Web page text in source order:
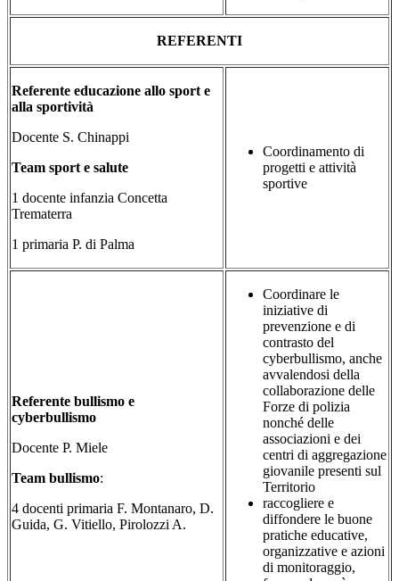
REFERENTI
Referente educazione allo sport e
alla sportività
Docente S. Chinappi
Team sport e salute
1 docente infanzia Concetta
Trematerra
1 primaria P. di Palma
Coordinamento di
progetti e attività
sportive
Referente bullismo e
cyberbullismo
Docente P. Miele
Team bullismo:
4 docenti primaria F. Montanaro, D.
Guida, G. Vitiello, Pirolozzi A.
Coordinare le
iniziative di
prevenzione e di
contrasto del
cyberbullismo, anche
avvalendosi della
collaborazione delle
Forze di polizia
nonché delle
associazioni e dei
centri di aggregazione
giovanile presenti sul
Territorio
raccogliere e
diffondere le buone
pratiche educative,
organizzative e azioni
di monitoraggio,